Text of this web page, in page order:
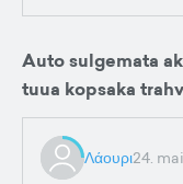
Auto sulgemata
tuua kopsaka
Λάουρι24.